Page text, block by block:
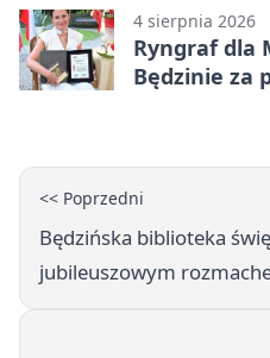
4 sierpnia 2026
Ryngraf dla
Będzinie za
<< Poprzedni
Będzińska biblioteka
jubileuszowym